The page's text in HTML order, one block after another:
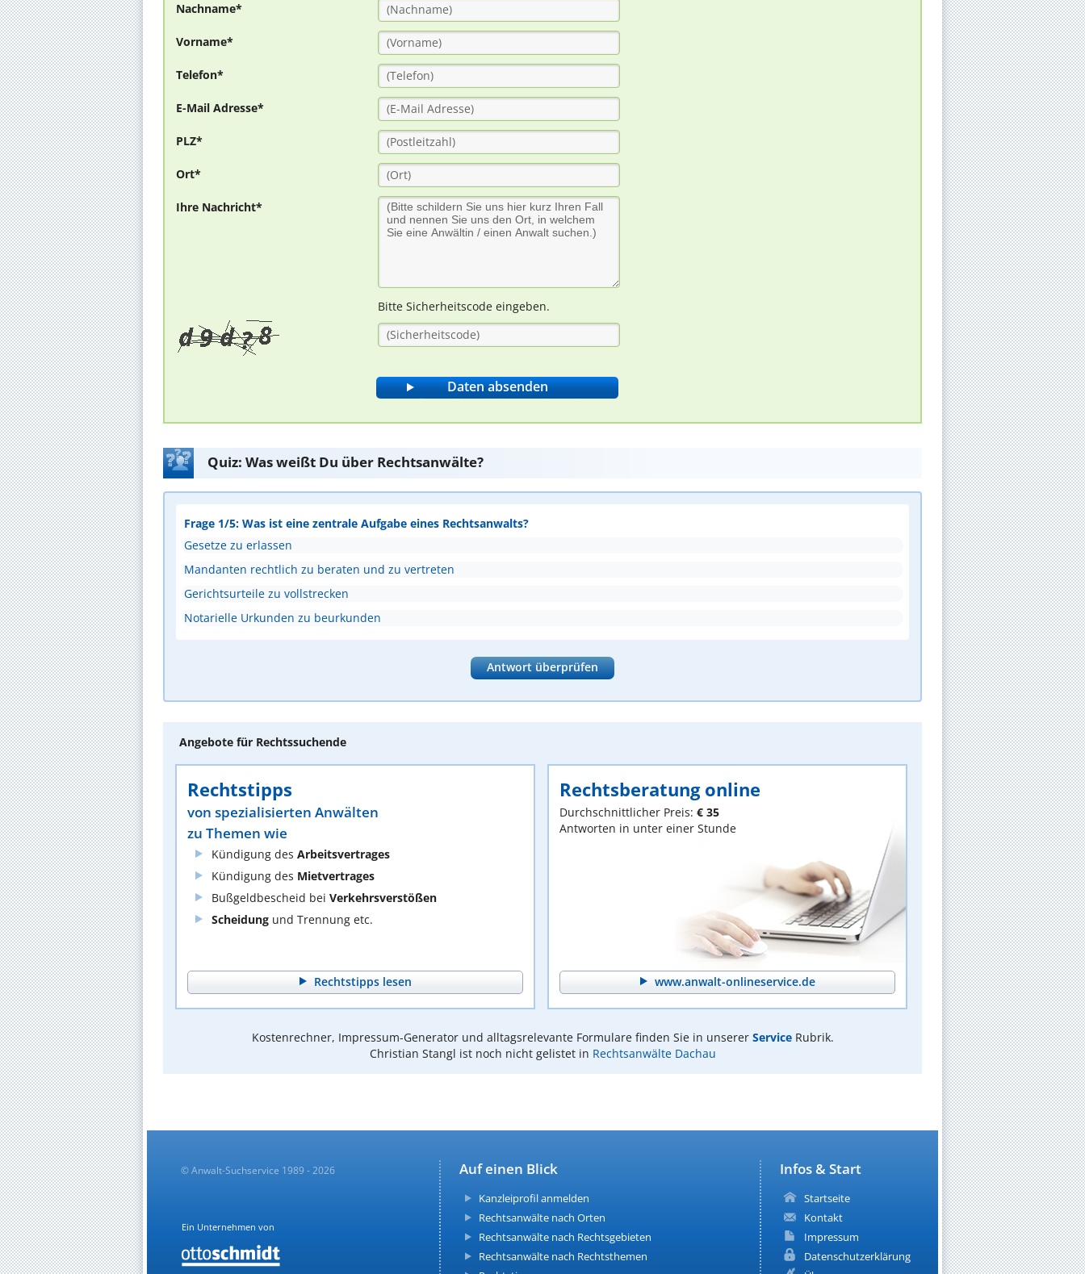
Nachname*
Vorname*
Telefon*
E-Mail Adresse*
PLZ*
Ort*
Ihre Nachricht*
Bitte Sicherheitscode eingeben.
Quiz: Was weißt Du über Rechtsanwälte?
Frage 1/5: Was ist eine zentrale Aufgabe eines Rechtsanwalts?
Gesetze zu erlassen
Mandanten rechtlich zu beraten und zu vertreten
Gerichtsurteile zu vollstrecken
Notarielle Urkunden zu beurkunden
Antwort überprüfen
Angebote für Rechtssuchende
Rechtstipps
von spezialisierten Anwälten
zu Themen wie
Kündigung des Arbeitsvertrages
Kündigung des Mietvertrages
Bußgeldbescheid bei Verkehrsverstößen
Scheidung und Trennung etc.
Rechtstipps lesen
Rechtsberatung online
Durchschnittlicher Preis: € 35
Antworten in unter einer Stunde
www.anwalt-onlineservice.de
Kostenrechner, Impressum-Generator und alltagsrelevante Formulare finden Sie in unserer ServiceRubrik.
Christian Stangl ist noch nicht gelistet in Rechtsanwälte Dachau
Infos & Start
Startseite
Kontakt
Impressum
Datenschutzerklärung
Auf einen Blick
Kanzleiprofil anmelden
Rechtsanwälte nach Orten
Rechtsanwälte nach Rechtsgebieten
Rechtsanwälte nach Rechtsthemen
© Anwalt-Suchservice 1989 - 2026
Ein Unternehmen von